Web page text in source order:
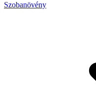
Szobanövény